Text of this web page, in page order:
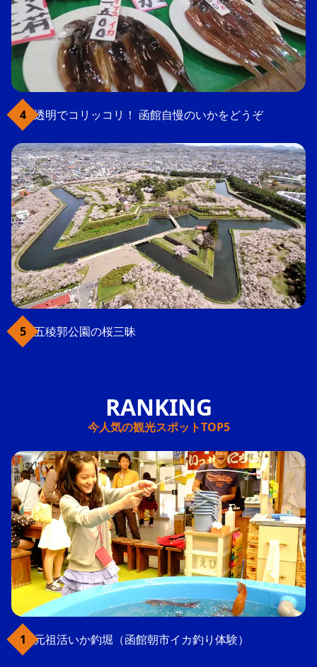
透明でコリッコリ！ 函館自慢のいかをどうぞ
五稜郭公園の桜三昧
今人気の観光スポットTOP5
元祖活いか釣堀（函館朝市イカ釣り体験）